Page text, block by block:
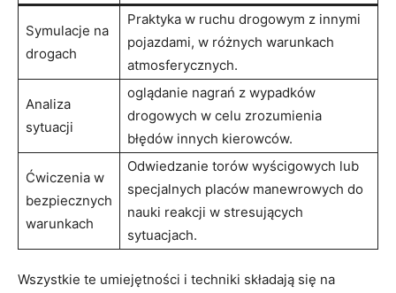
Symulacje na
drogach
Praktyka w ruchu drogowym z innymi‍
pojazdami, w różnych warunkach
atmosferycznych.
Analiza
sytuacji
oglądanie nagrań z ⁢wypadków
⁢drogowych w ⁢celu zrozumienia
błędów innych kierowców.
Ćwiczenia ⁣w
bezpiecznych
warunkach
Odwiedzanie torów⁣ wyścigowych lub
specjalnych​ placów​ manewrowych‍ do
nauki ‌reakcji ⁤w stresujących​
sytuacjach.
Wszystkie te umiejętności i ​techniki​ składają się na